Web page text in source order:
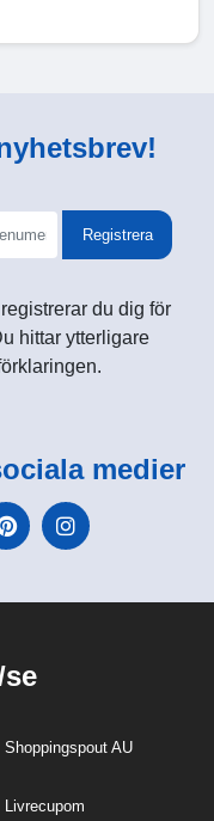
Registrera
du dig för
hittar ytterligare
medier
Shoppingspout AU
Livrecupom